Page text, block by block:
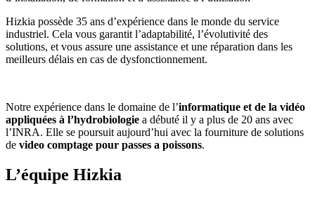
Hizkia possède 35 ans d’expérience dans le monde du service
industriel. Cela vous garantit l’adaptabilité, l’évolutivité des
solutions, et vous assure une assistance et une réparation dans les
meilleurs délais en cas de dysfonctionnement.
Notre expérience dans le domaine de l’informatique et de la vidéo
appliquées à l’hydrobiologie a débuté il y a plus de 20 ans avec
l’INRA. Elle se poursuit aujourd’hui avec la fourniture de solutions
de video comptage pour passes a poissons.
L’équipe Hizkia